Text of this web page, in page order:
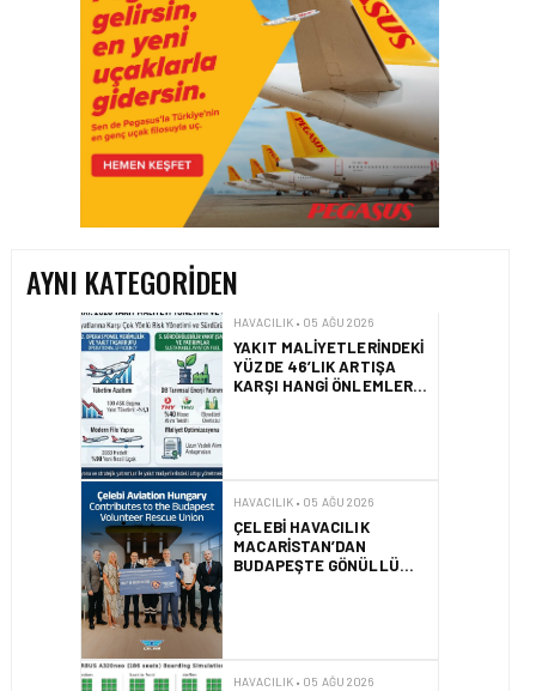
AYNI KATEGORIDEN
BIRINCISI
HAVACILIK • 05 AĞU 2026
YAKIT MALIYETLERINDEKI
YÜZDE 46’LIK ARTIŞA
KARŞI HANGI ÖNLEMLER
ALINIYOR?
ÇELEBI HAVACILIK
MACARISTAN’DAN
BUDAPEŞTE GÖNÜLLÜ
KURTARMA BIRLIĞI’NE
AIRBUS A320NEO
UÇAKLARINDA YOLCU
BINIŞ SÜREÇLERI
SIMÜLASYONLA TEST